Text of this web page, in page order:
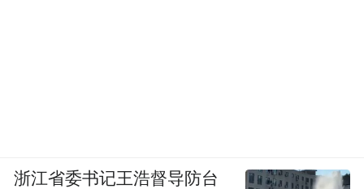
浙江省委书记王浩督导防台